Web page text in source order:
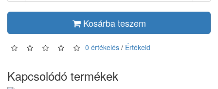
Kosárba teszem
0 értékelés / Értékeld
Kapcsolódó termékek